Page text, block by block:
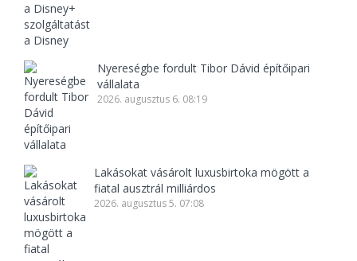
Nyereségbe fordult Tibor Dávid építőipari
vállalata
2026. augusztus 6. 08:19
Lakásokat vásárolt luxusbirtoka mögött a
fiatal ausztrál milliárdos
2026. augusztus 5. 07:08